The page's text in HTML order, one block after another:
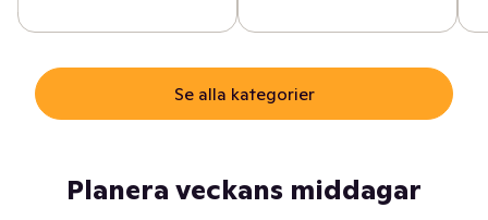
Se alla kategorier
Planera veckans middagar